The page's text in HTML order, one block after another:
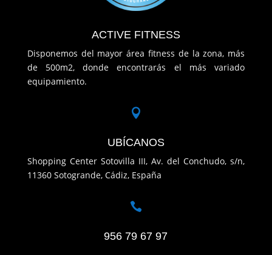
ACTIVE FITNESS
Disponemos del mayor área fitness de la zona, más
de 500m2, donde encontrarás el más variado
equipamiento.

UBÍCANOS
Shopping Center Sotovilla III, Av. del Conchudo, s/n,
11360 Sotogrande, Cádiz, España

956 79 67 97